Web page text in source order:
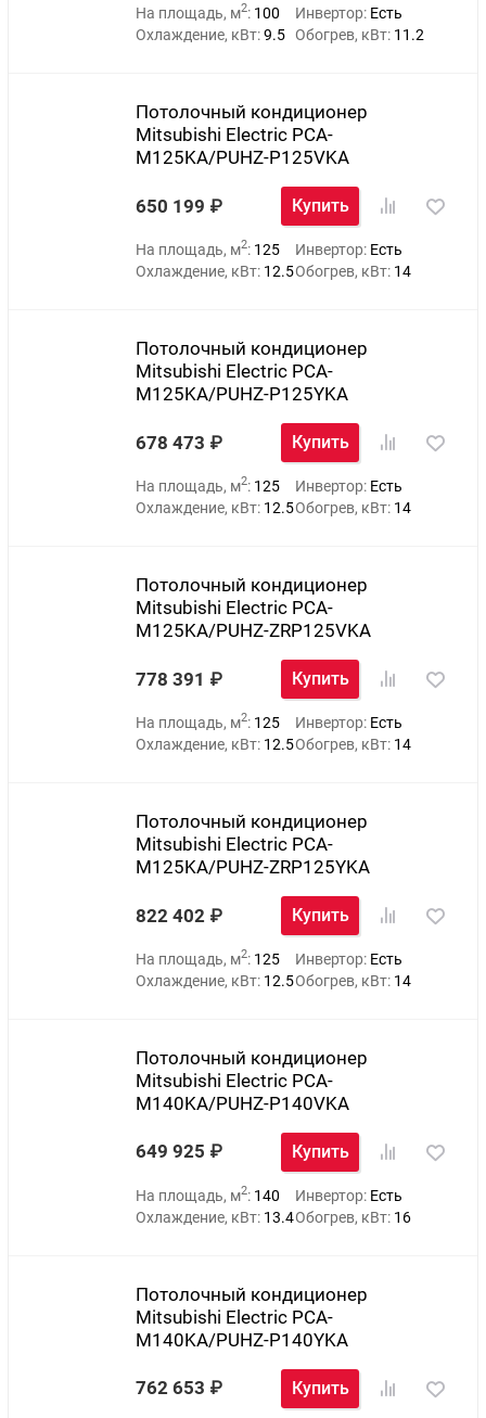
На площадь, м2: 100 Инвертор: Есть
Охлаждение, кВт:9.5 Обогрев, кВт: 11.2
Потолочный кондиционер
Mitsubishi Electric PCA-
M125KA/PUHZ-P125VKA
650 199 Купить
На площадь, м2: 125 Инвертор: Есть
Охлаждение, кВт: 12.5Обогрев, кВт: 14
Потолочный кондиционер
Mitsubishi Electric PCA-
M125KA/PUHZ-P125YKA
678 473 Купить
На площадь, м2: 125 Инвертор: Есть
Охлаждение, кВт: 12.5Обогрев, кВт: 14
Потолочный кондиционер
Mitsubishi Electric PCA-
M125KA/PUHZ-ZRP125VKA
778 391 Купить
На площадь, м2: 125 Инвертор: Есть
Охлаждение, кВт: 12.5Обогрев, кВт: 14
Потолочный кондиционер
Mitsubishi Electric PCA-
M125KA/PUHZ-ZRP125YKA
822 402 Купить
На площадь, м2: 125 Инвертор: Есть
Охлаждение, кВт: 12.5Обогрев, кВт: 14
Потолочный кондиционер
Mitsubishi Electric PCA-
M140KA/PUHZ-P140VKA
649 925 Купить
На площадь, м2: 140 Инвертор: Есть
Охлаждение, кВт: 13.4Обогрев, кВт: 16
Потолочный кондиционер
Mitsubishi Electric PCA-
M140KA/PUHZ-P140YKA
762 653 Купить